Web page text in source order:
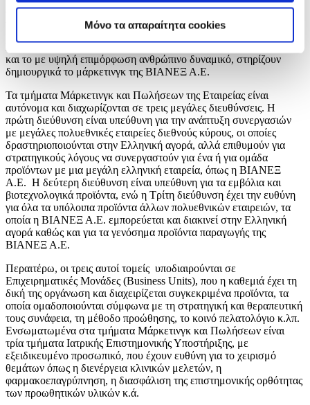
Μόνο τα απαραίτητα cookies
Εμπορία- Προώθηση
Η πολύχρονη γνώση και εμπειρία από την ελληνική αγορά καθώς
και το με υψηλή επιμόρφωση ανθρώπινο δυναμικό, στηρίζουν
δημιουργικά το μάρκετινγκ της ΒΙΑΝΕΞ Α.Ε.
Τα τμήματα Μάρκετινγκ και Πωλήσεων της Εταιρείας είναι
αυτόνομα και διαχωρίζονται σε τρεις μεγάλες διευθύνσεις. Η
πρώτη διεύθυνση είναι υπεύθυνη για την ανάπτυξη συνεργασιών
με μεγάλες πολυεθνικές εταιρείες διεθνούς κύρους, οι οποίες
δραστηριοποιούνται στην Ελληνική αγορά, αλλά επιθυμούν για
στρατηγικούς λόγους να συνεργαστούν για ένα ή για ομάδα
προϊόντων με μια μεγάλη ελληνική εταιρεία, όπως η ΒΙΑΝΕΞ
Α.Ε. Η δεύτερη διεύθυνση είναι υπεύθυνη για τα εμβόλια και
βιοτεχνολογικά προϊόντα, ενώ η Τρίτη διεύθυνση έχει την ευθύνη
για όλα τα υπόλοιπα προϊόντα άλλων πολυεθνικών εταιρειών, τα
οποία η ΒΙΑΝΕΞ Α.Ε. εμπορεύεται και διακινεί στην Ελληνική
αγορά καθώς και για τα γενόσημα προϊόντα παραγωγής της
ΒΙΑΝΕΞ Α.Ε.
Περαιτέρω, οι τρεις αυτοί τομείς υποδιαιρούνται σε
Επιχειρηματικές Μονάδες (Business Units), που η καθεμιά έχει τη
δική της οργάνωση και διαχειρίζεται συγκεκριμένα προϊόντα, τα
οποία ομαδοποιούνται σύμφωνα με τη στρατηγική και θεραπευτική
τους συνάφεια, τη μέθοδο προώθησης, το κοινό πελατολόγιο κ.λπ.
Ενσωματωμένα στα τμήματα Μάρκετινγκ και Πωλήσεων είναι
τρία τμήματα Ιατρικής Επιστημονικής Υποστήριξης, με
εξειδικευμένο προσωπικό, που έχουν ευθύνη για το χειρισμό
θεμάτων όπως η διενέργεια κλινικών μελετών, η
φαρμακοεπαγρύπνηση, η διασφάλιση της επιστημονικής ορθότητας
των προωθητικών υλικών κ.ά.